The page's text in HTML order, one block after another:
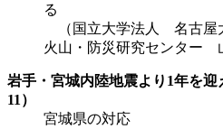
る
（国立大学法人 名古屋
火山・防災研究センター
岩手・宮城内陸地震より1年を
11）
宮城県の対応